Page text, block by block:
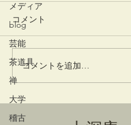
メディア
blog
芸能
茶道具
禅
大学
稽古
一味神水
コメント
コメントを追加…